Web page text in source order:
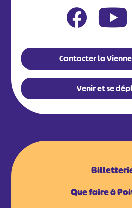
Contacter la
Venir et se
Que faire à